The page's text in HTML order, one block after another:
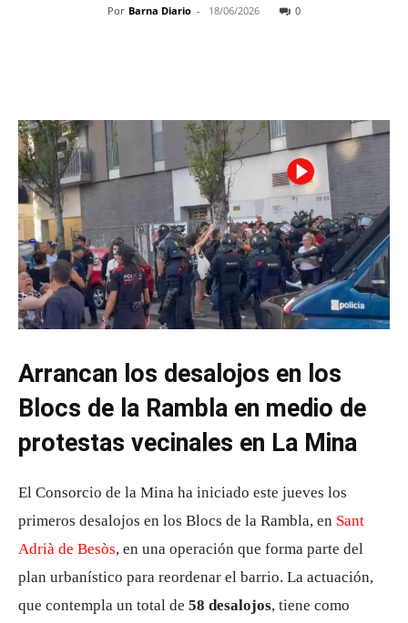
Por Barna Diario - 18/06/2026 0
Arrancan los desalojos en los
Blocs de la Rambla en medio de
protestas vecinales en La Mina
El Consorcio de la Mina ha iniciado este jueves los
primeros desalojos en los Blocs de la Rambla, en Sant
Adrià de Besòs, en una operación que forma parte del
plan urbanístico para reordenar el barrio. La actuación,
que contempla un total de 58 desalojos, tiene como